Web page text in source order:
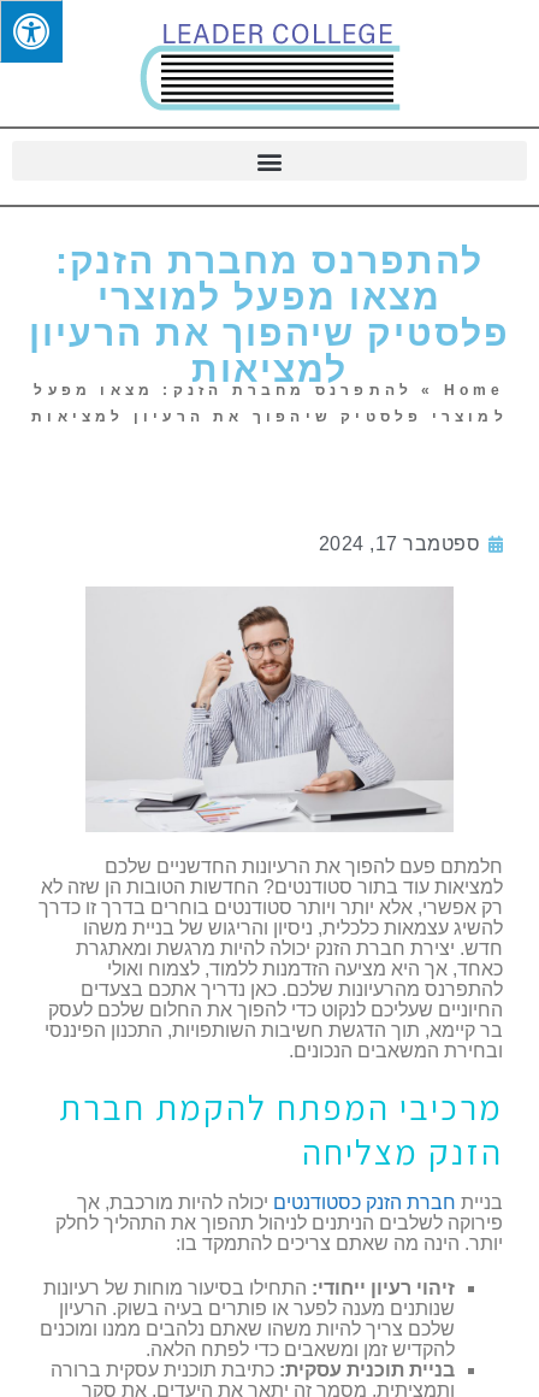
להתפרנס מחברת הזנק:
מצאו מפעל למוצרי
פלסטיק שיהפוך את הרעיון
למציאות
Home
»
להתפרנס מחברת הזנק: מצאו מפעל
למוצרי פלסטיק שיהפוך את הרעיון למציאות
ספטמבר 17, 2024
חלמתם פעם להפוך את הרעיונות החדשניים שלכם
למציאות עוד בתור סטודנטים? החדשות הטובות הן שזה לא
רק אפשרי, אלא יותר ויותר סטודנטים בוחרים בדרך זו כדרך
להשיג עצמאות כלכלית, ניסיון והריגוש של בניית משהו
חדש. יצירת חברת הזנק יכולה להיות מרגשת ומאתגרת
כאחד, אך היא מציעה הזדמנות ללמוד, לצמוח ואולי
להתפרנס מהרעיונות שלכם. כאן נדריך אתכם בצעדים
החיוניים שעליכם לנקוט כדי להפוך את החלום שלכם לעסק
בר קיימא, תוך הדגשת חשיבות השותפויות, התכנון הפיננסי
ובחירת המשאבים הנכונים.
מרכיבי המפתח להקמת חברת
הזנק מצליחה
בניית חברת הזנק כסטודנטים יכולה להיות מורכבת, אך
פירוקה לשלבים הניתנים לניהול תהפוך את התהליך לחלק
יותר. הינה מה שאתם צריכים להתמקד בו:
זיהוי רעיון ייחודי: התחילו בסיעור מוחות של רעיונות
שנותנים מענה לפער או פותרים בעיה בשוק. הרעיון
שלכם צריך להיות משהו שאתם נלהבים ממנו ומוכנים
להקדיש זמן ומשאבים כדי לפתח הלאה.
בניית תוכנית עסקית: כתיבת תוכנית עסקית ברורה
ותמציתית. מסמך זה יתאר את היעדים, את סקר